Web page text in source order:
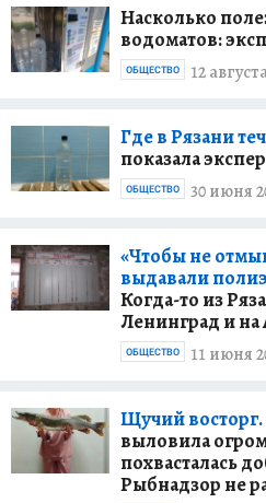
Насколько
водоматов:
12
ОБЩЕСТВО
Где в Рязани
показала
30 июня
ОБЩЕСТВО
«Чтобы не
выдавали
Когда-то из
Ленинград и на
11 июня
ОБЩЕСТВО
Щучий восторг.
выловила
похвасталась
Рыбнадзор не